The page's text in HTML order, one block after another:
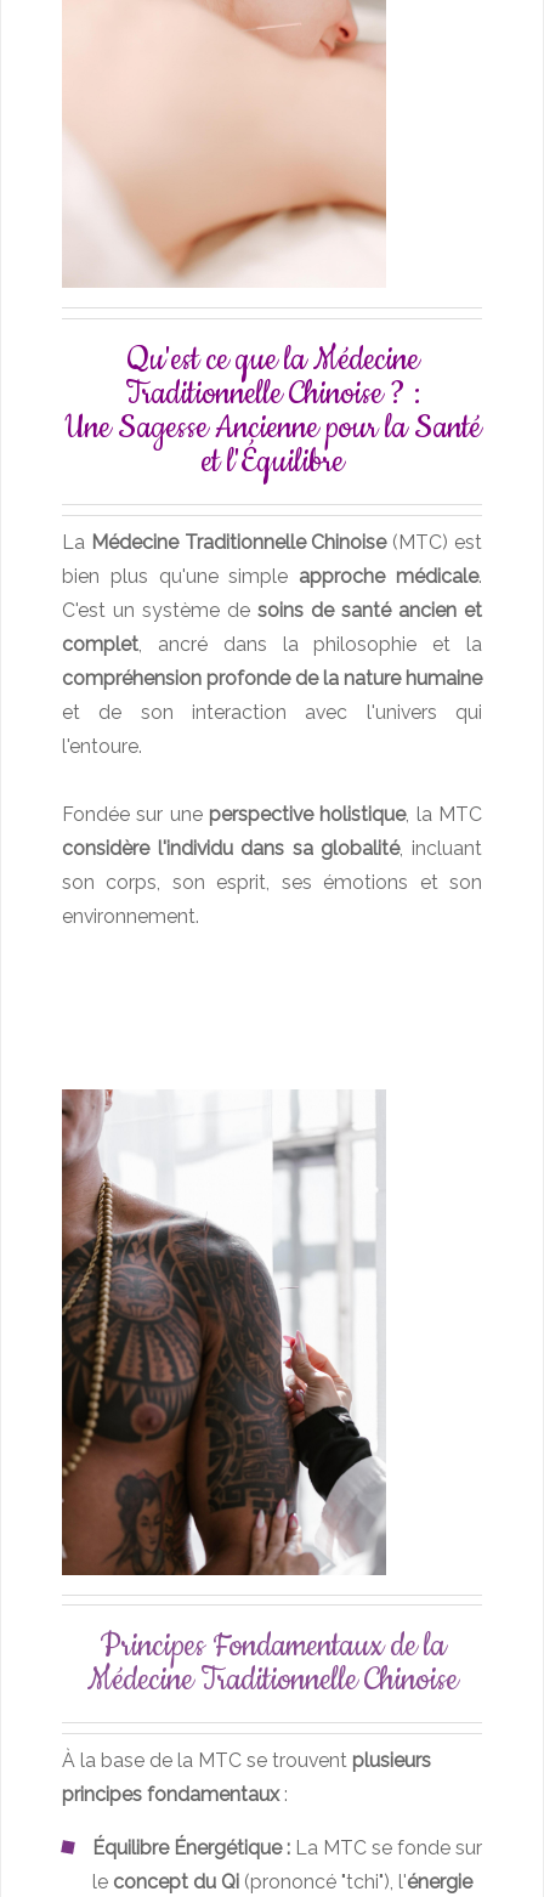
Qu'est ce que la Médecine
Traditionnelle Chinoise ? :
Une Sagesse Ancienne pour la Santé
et l'Équilibre
La Médecine Traditionnelle Chinoise(MTC) est
bien plus qu'une simple approche médicale.
C'est un système de soins de santé ancien et
complet , ancré dans la philosophie et la
compréhension profonde de la nature humaine
et de son interaction avec l'univers qui
l'entoure.
Fondée sur une perspective holistique, la MTC
considère l'individu dans sa globalité, incluant
son corps, son esprit, ses émotions et son
environnement.
Principes Fondamentaux de la
Médecine Traditionnelle Chinoise
À la base de la MTC se trouvent plusieurs
principes fondamentaux:
Équilibre Énergétique : La MTC se fonde sur
le concept du Qi (prononcé "tchi"), l'énergie